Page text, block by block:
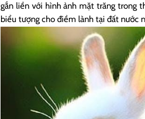
gắn liền với hình ảnh mặt trăng trong
biểu tượng cho điềm lành tại đất nước